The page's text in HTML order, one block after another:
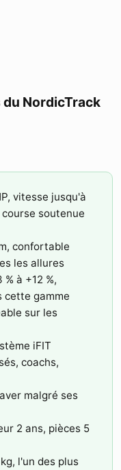
NordicTrack
vitesse jusqu'à
soutenue
confortable
les allures
à +12 %,
cette gamme
sur les
iFIT
coachs,
malgré ses
2 ans, pièces 5
l'un des plus